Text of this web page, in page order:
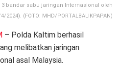
bandar sabu jaringan Internasional oleh
(FOTO: MHD/PORTALBALIKPAPAN)
– Polda Kaltim berhasil
melibatkan jaringan
asal Malaysia.